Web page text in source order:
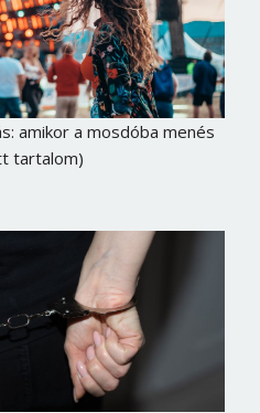
amikor a mosdóba menés
tartalom)